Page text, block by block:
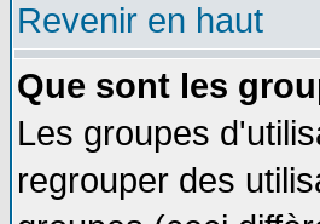
Revenir en haut
Que sont les
Les groupes
regrouper des